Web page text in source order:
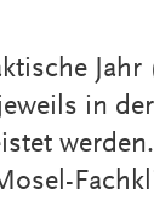
Jahr
in